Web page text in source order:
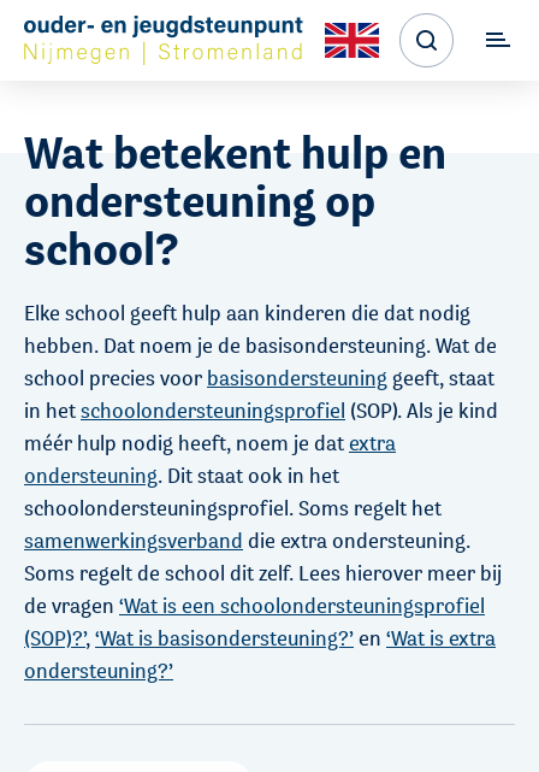
Wat betekent hulp en
ondersteuning op
school?
Elke school geeft hulp aan kinderen die dat nodig
hebben. Dat noem je de basisondersteuning. Wat de
school precies voor basisondersteuning geeft, staat
in hetschoolondersteuningsprofiel (SOP). Als je kind
méér hulp nodig heeft, noem je datextra
ondersteuning. Dit staat ook in het
schoolondersteuningsprofiel. Soms regelt het
samenwerkingsverband die extra ondersteuning.
Soms regelt de school dit zelf. Lees hierover meer bij
de vragen ‘Wat is een schoolondersteuningsprofiel
(SOP)?’,‘Wat is basisondersteuning?’en ‘Wat is extra
ondersteuning?’